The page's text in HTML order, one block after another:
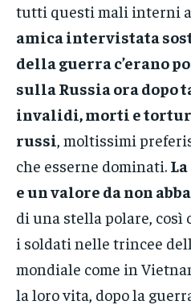
tutti questi mali interni
amica intervistata
della guerra c’erano
sulla Russia ora dopo
invalidi, morti e
russi, moltissimi
che esserne dominati.
e un valore da non
di una stella polare, così
i soldati nelle trincee
mondiale come in
la loro vita, dopo la